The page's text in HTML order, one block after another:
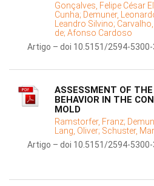
Gonçalves, Felipe César
Cunha; Demuner,
Leandro Silvino;
de; Afonso Cardoso
Artigo – doi 10.5151/2594-
ASSESSMENT OF
BEHAVIOR IN THE
MOLD
Ramstorfer, Franz;
Lang, Oliver; Schuster,
Artigo – doi 10.5151/2594-